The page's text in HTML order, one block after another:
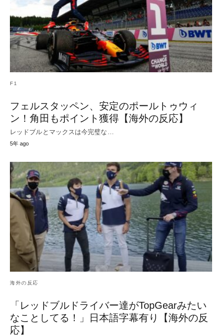
F1
フェルスタッペン、安定のポールトゥウィ
ン！角田もポイント獲得【海外の反応】
レッドブルとマックスは今完璧な…
5年 ago
海外の反応
「レッドブルドライバー達がTopGearみたい
なことしてる！」日本語字幕有り【海外の反
応】